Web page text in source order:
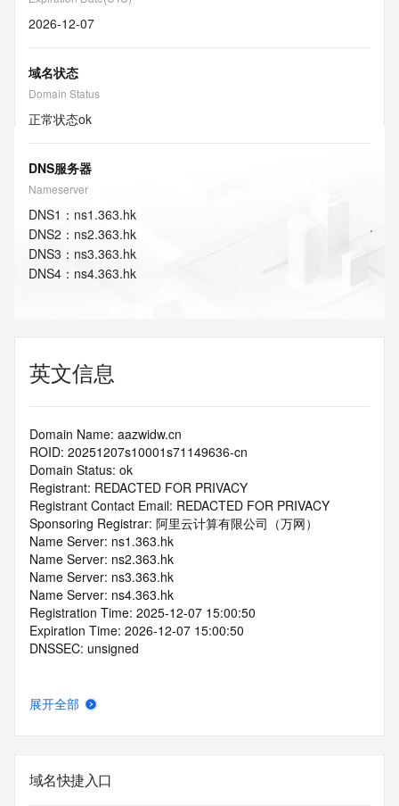
2026-12-07
域名状态
Domain Status
正常状态ok
DNS服务器
Nameserver
DNS1 ： ns1.363.hk
DNS2 ： ns2.363.hk
DNS3 ： ns3.363.hk
DNS4 ： ns4.363.hk
英文信息
Domain Name: aazwidw.cn
ROID: 20251207s10001s71149636-cn
Domain Status: ok
Registrant: REDACTED FOR PRIVACY
Registrant Contact Email: REDACTED FOR PRIVACY
Sponsoring Registrar: 阿里云计算有限公司（万网）
Name Server: ns1.363.hk
Name Server: ns2.363.hk
Name Server: ns3.363.hk
Name Server: ns4.363.hk
Registration Time: 2025-12-07 15:00:50
Expiration Time: 2026-12-07 15:00:50
DNSSEC: unsigned
展开全部
域名快捷入口